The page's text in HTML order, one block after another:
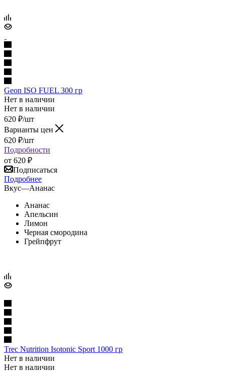
Geon ISO FUEL 300 гр
Нет в наличии
Нет в наличии
620 ₽/шт
Варианты цен
620 ₽/шт
Подробности
от 620 ₽
Подписаться
Подробнее
Вкус—Ананас
Ананас
Апельсин
Лимон
Черная смородина
Грейпфрут
Trec Nutrition Isotonic Sport 1000 гр
Нет в наличии
Нет в наличии